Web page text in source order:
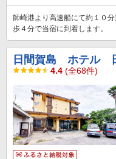
師崎港より高速船にて約１０
歩４分で当宿に到着します。
日間賀島 ホテル
4.4 (全68件)